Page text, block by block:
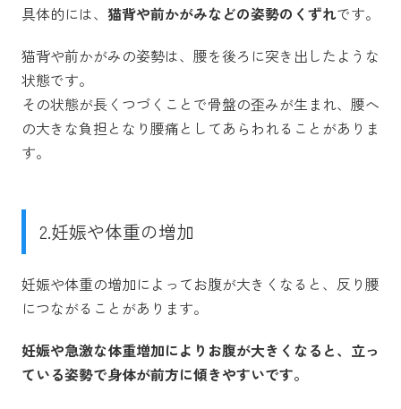
具体的には、 猫背や前かがみなどの姿勢のくずれです。
猫背や前かがみの姿勢は、腰を後ろに突き出したような
状態です。
その状態が長くつづくことで骨盤の歪みが生まれ、腰へ
の大きな負担となり腰痛としてあらわれることがありま
す。
2.妊娠や体重の増加
妊娠や体重の増加によってお腹が大きくなると、反り腰
につながることがあります。
妊娠や急激な体重増加によりお腹が大きくなると、立っ
ている姿勢で身体が前方に傾きやすいです。